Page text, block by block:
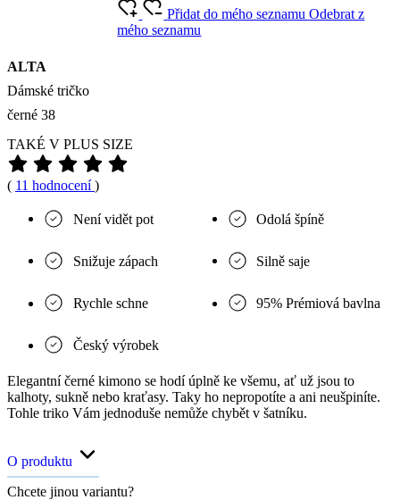
ALTA
Dámské tričko
černé 38
Přidat do mého seznamuOdebrat z
mého seznamu
TAKÉ V PLUS SIZE
( 11 hodnocení)
Není vidět pot Odolá špíně
Snižuje zápach Silně saje
Rychle schne 95% Prémiová bavlna
Český výrobek
Elegantní černé kimono se hodí úplně ke všemu, ať už jsou to
kalhoty, sukně nebo kraťasy. Taky ho nepropotíte a ani neušpiníte.
Tohle triko Vám jednoduše nemůže chybět v šatníku.
O produktu
Chcete jinou variantu?